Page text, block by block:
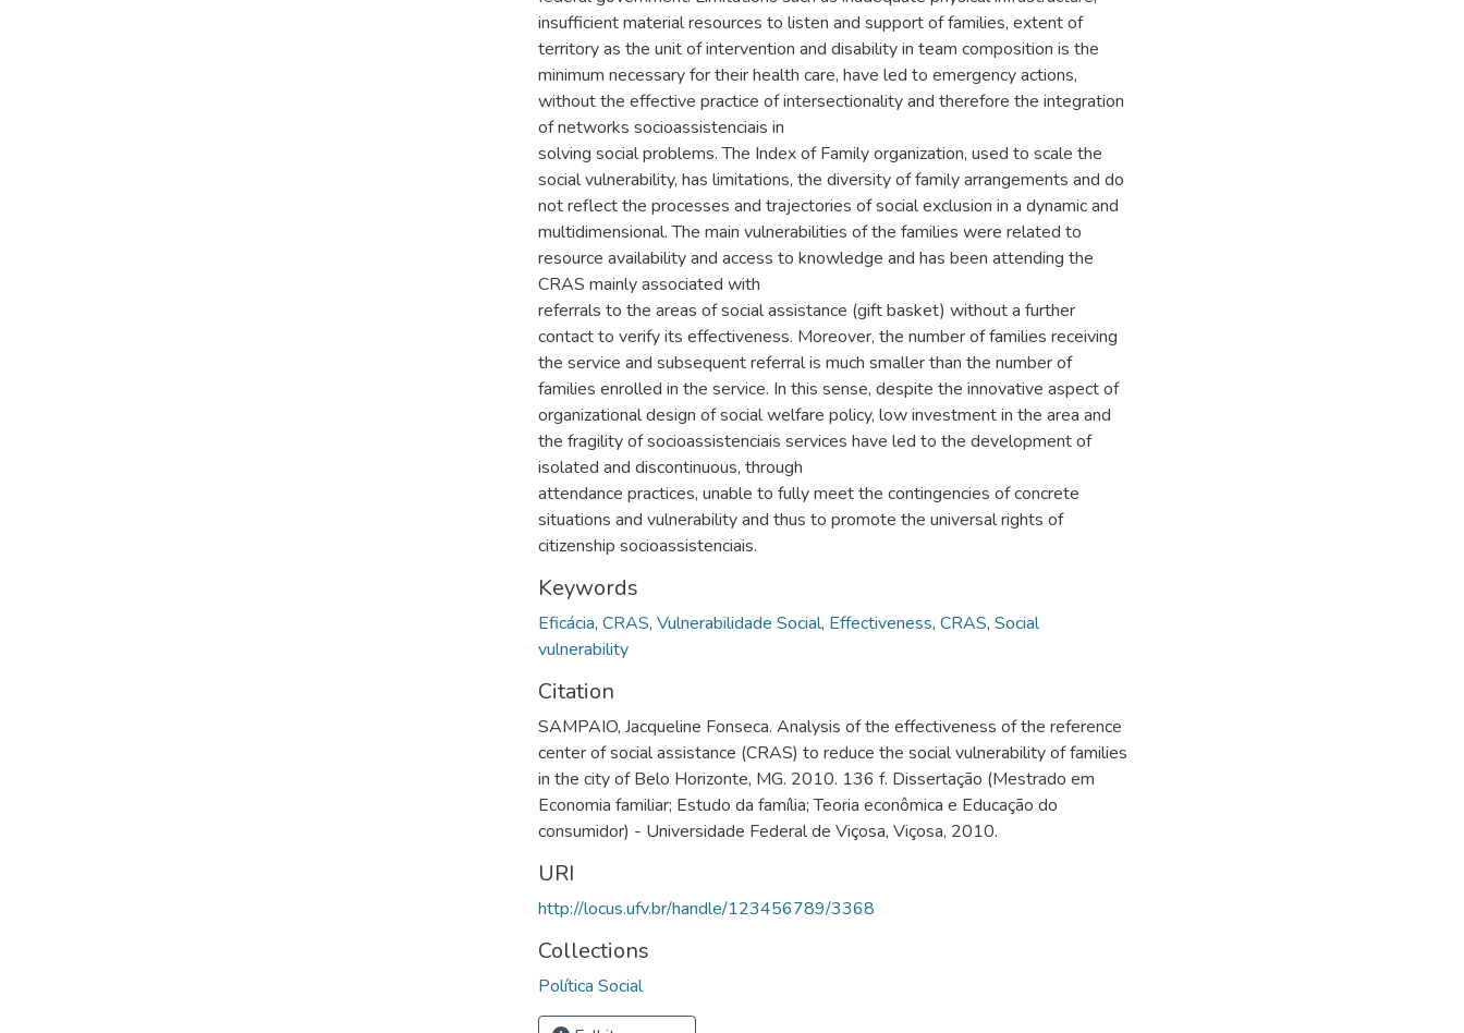
insufficient material resources to listen and support of families, extent of
territory as the unit of intervention and disability in team composition is the
minimum necessary for their health care, have led to emergency actions,
without the effective practice of intersectionality and therefore the integration
of networks socioassistenciais in
solving social problems. The Index of Family organization, used to scale the
social vulnerability, has limitations, the diversity of family arrangements and do
not reflect the processes and trajectories of social exclusion in a dynamic and
multidimensional. The main vulnerabilities of the families were related to
resource availability and access to knowledge and has been attending the
CRAS mainly associated with
referrals to the areas of social assistance (gift basket) without a further
contact to verify its effectiveness. Moreover, the number of families receiving
the service and subsequent referral is much smaller than the number of
families enrolled in the service. In this sense, despite the innovative aspect of
organizational design of social welfare policy, low investment in the area and
the fragility of socioassistenciais services have led to the development of
isolated and discontinuous, through
attendance practices, unable to fully meet the contingencies of concrete
situations and vulnerability and thus to promote the universal rights of
citizenship socioassistenciais.
Keywords
Eficácia, CRAS, Vulnerabilidade Social, Effectiveness, CRAS, Social
vulnerability
Citation
SAMPAIO, Jacqueline Fonseca. Analysis of the effectiveness of the reference
center of social assistance (CRAS) to reduce the social vulnerability of families
in the city of Belo Horizonte, MG. 2010. 136 f. Dissertação (Mestrado em
Economia familiar; Estudo da família; Teoria econômica e Educação do
consumidor) - Universidade Federal de Viçosa, Viçosa, 2010.
URI
http://locus.ufv.br/handle/123456789/3368
Collections
Política Social